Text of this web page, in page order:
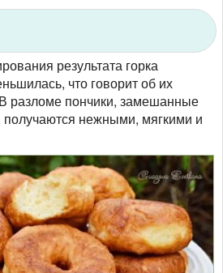
результата горка
что говорит об их
разломе пончики, замешанные
нежными, мягкими и